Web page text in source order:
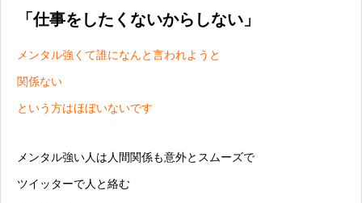
「仕事をしたくないからしない」
メンタル強くて誰になんと言われようと
関係ない
という方はほぼいないです
メンタル強い人は人間関係も意外とスムーズで
ツイッターで人と絡む